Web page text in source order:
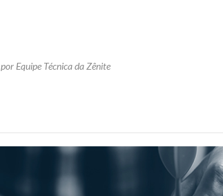
por Equipe Técnica da Zênite